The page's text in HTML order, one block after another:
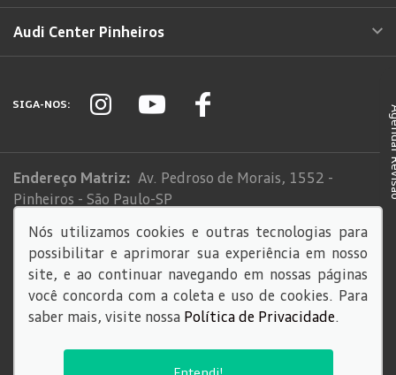
Audi Center Pinheiros
SIGA-NOS:
Endereço Matriz: Av. Pedroso de Morais, 1552 -
Pinheiros - São Paulo-SP
Sistema de informações de Créditos (SCR)
Código de Conduta
© Copyright 2026
Nós utilizamos cookies e outras tecnologias para
possibilitar e aprimorar sua experiência em nosso
site, e ao continuar navegando em nossas páginas
você concorda com a coleta e uso de cookies. Para
saber mais, visite nossa Política de Privacidade.
Entendi!